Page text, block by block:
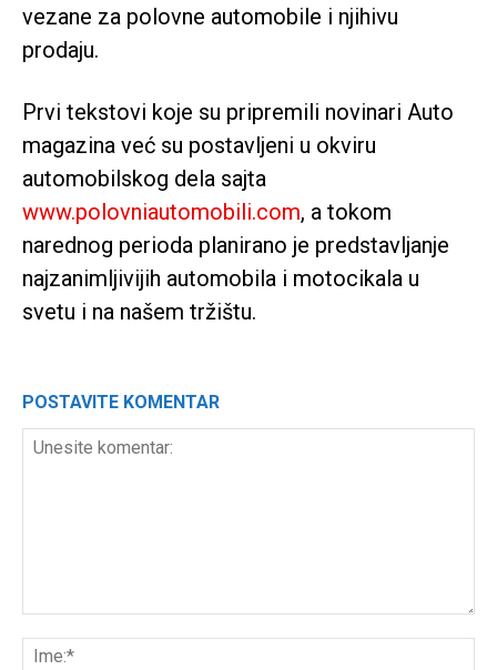
vezane za polovne automobile i njihivu
prodaju.
Prvi tekstovi koje su pripremili novinari Auto
magazina već su postavljeni u okviru
automobilskog dela sajta
www.polovniautomobili.com, a tokom
narednog perioda planirano je predstavljanje
najzanimljivijih automobila i motocikala u
svetu i na našem tržištu.
POSTAVITE KOMENTAR
komentar: